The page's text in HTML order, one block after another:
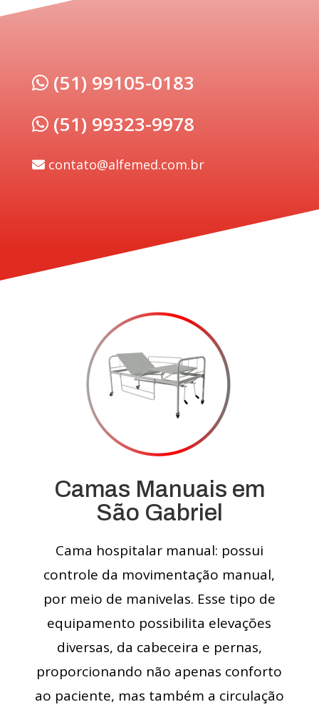
(51) 99105-0183
(51) 99323-9978
contato@alfemed.com.br
Camas Manuais em
São Gabriel
Cama hospitalar manual: possui
controle da movimentação manual,
por meio de manivelas. Esse tipo de
equipamento possibilita elevações
diversas, da cabeceira e pernas,
proporcionando não apenas conforto
ao paciente, mas também a circulação